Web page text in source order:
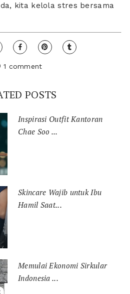
kita kelola stres bersama
1 comment
POSTS
Inspirasi Outfit Kantoran
Chae Soo ...
Skincare Wajib untuk Ibu
Hamil Saat...
Memulai Ekonomi Sirkular
Indonesia ...